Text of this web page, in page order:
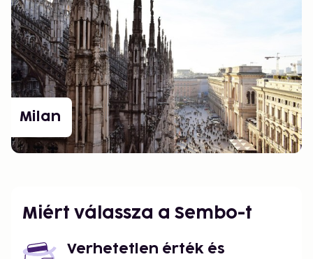
Milan
Miért válassza a Sembo-t
Verhetetlen érték és